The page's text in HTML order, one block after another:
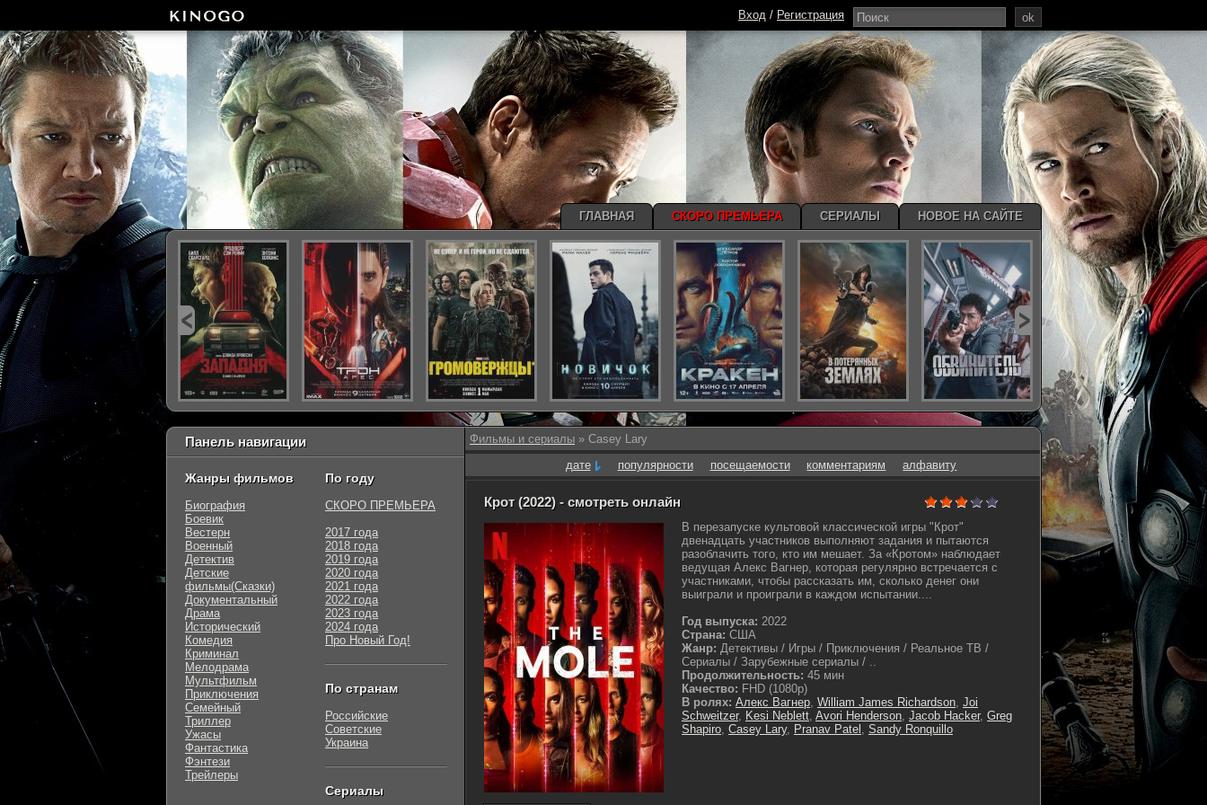
Фильмы и сериалы » Casey Lary
дате
популярности посещаемости комментариям алфавиту
Крот (2022) - смотреть онлайн
В перезапуске культовой классической игры "Крот"
двенадцать участников выполняют задания и пытаются
разоблачить того, кто им мешает. За «Кротом» наблюдает
ведущая Алекс Вагнер, которая регулярно встречается с
участниками, чтобы рассказать им, сколько денег они
выиграли и проиграли в каждом испытании....
Год выпуска: 2022
Страна: США
Жанр: Детективы / Игры / Приключения / Реальное ТВ /
Сериалы / Зарубежные сериалы / ..
Продолжительность: 45 мин
Качество: FHD (1080p)
В ролях: Алекс Вагнер, William James Richardson, Joi
Schweitzer, Kesi Neblett, Avori Henderson, Jacob Hacker, Greg
Shapiro, Casey Lary, Pranav Patel , Sandy Ronquillo
Панель навигации
Жанры фильмов
Биография
Боевик
Вестерн
Военный
Детектив
Детские
фильмы(Сказки)
Документальный
Драма
Исторический
Комедия
Криминал
Мелодрама
Мультфильм
Приключения
Семейный
Триллер
Ужасы
Фантастика
Фэнтези
Трейлеры
По году
СКОРО ПРЕМЬЕРА
2017 года
2018 года
2019 года
2020 года
2021 года
2022 года
2023 года
2024 года
Про Новый Год!
По странам
Российские
Советские
Украина
Сериалы
ok
Вход / Регистрация
ГЛАВНАЯ СКОРО ПРЕМЬЕРА СЕРИАЛЫ НОВОЕ НА САЙТЕ